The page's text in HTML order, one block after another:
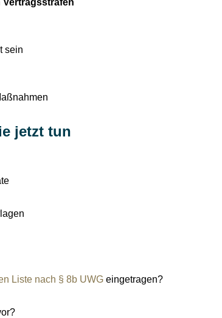
sein
jetzt tun
Liste nach § 8b UWG eingetragen?